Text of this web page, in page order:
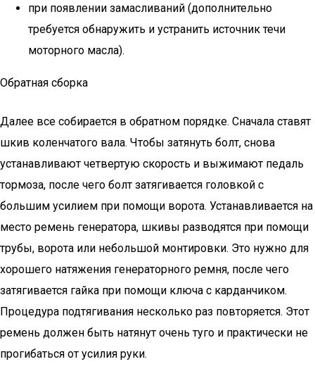
при появлении замасливаний (дополнительно
требуется обнаружить и устранить источник течи
моторного масла).
Обратная сборка
Далее все собирается в обратном порядке. Сначала ставят
шкив коленчатого вала. Чтобы затянуть болт, снова
устанавливают четвертую скорость и выжимают педаль
тормоза, после чего болт затягивается головкой с
большим усилием при помощи ворота. Устанавливается на
место ремень генератора, шкивы разводятся при помощи
трубы, ворота или небольшой монтировки. Это нужно для
хорошего натяжения генераторного ремня, после чего
затягивается гайка при помощи ключа с карданчиком.
Процедура подтягивания несколько раз повторяется. Этот
ремень должен быть натянут очень туго и практически не
прогибаться от усилия руки.